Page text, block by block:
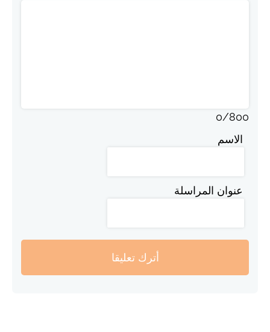
0/800
الاسم
عنوان المراسلة
أترك تعليقا